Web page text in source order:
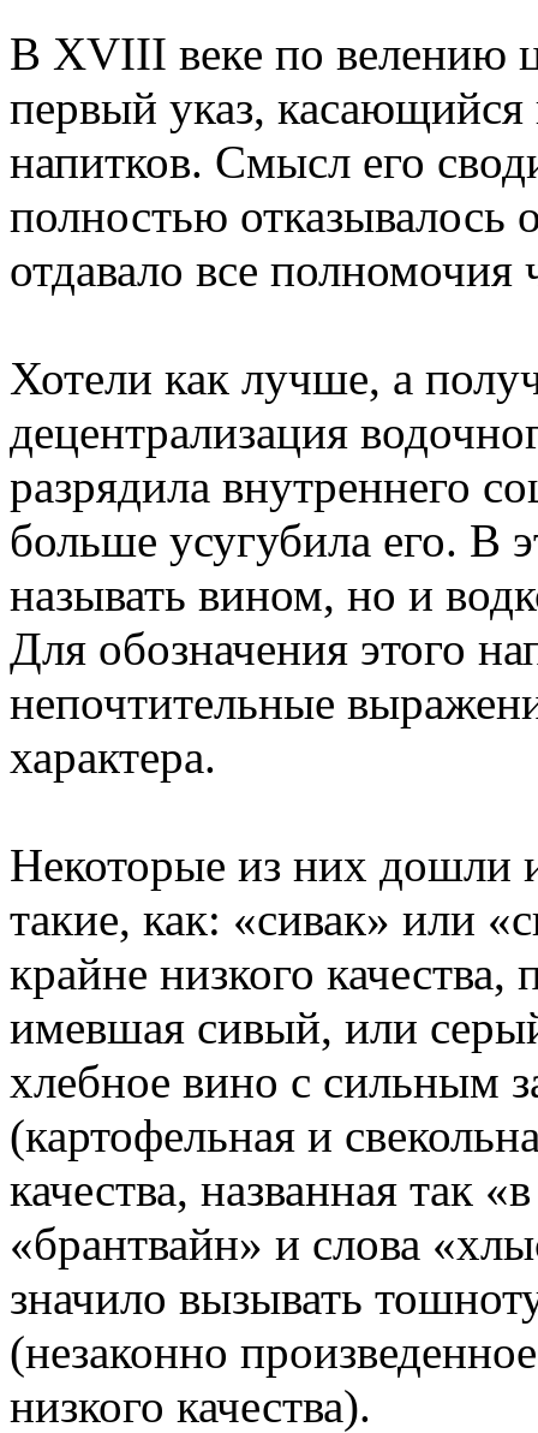
В XVIII веке по велению
первый указ, касающийся
напитков. Смысл его
полностью отказывалось
отдавало все
Хотели как лучше, а
децентрализация
разрядила внутреннего
больше усугубила его. В
называть вином, но и
Для обозначения этого
непочтительные
характера.
Некоторые из них дошли
такие, как: «сивак» или
крайне низкого
имевшая сивый, или
хлебное вино с сильным
(картофельная и
качества, названная так
«брантвайн» и слова
значило вызывать
(незаконно
низкого качества).